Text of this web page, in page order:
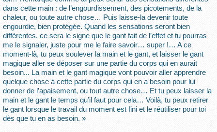
dans cette main : de l’engourdissement, des picotements, de la
chaleur, ou toute autre chose… Puis laisse-la devenir toute
engourdie, bien protégée. Quand les sensations seront bien
différentes, ce sera le signe que le gant fait de l’effet et tu pourras
me le signaler, juste pour me le faire savoir… super !… A ce
moment-là, tu peux soulever la main et le gant, et laisser le gant
magique aller se déposer sur une partie du corps qui en aurait
besoin... La main et le gant magique vont pouvoir aller apprendre
quelque chose à cette partie du corps qui en a besoin pour lui
donner de l’apaisement, ou tout autre chose… Et tu peux laisser la
main et le gant le temps qu’il faut pour cela… Voilà, tu peux retirer
le gant lorsque le travail du moment est fini et le réutiliser pour toi
dès que tu en as besoin. »